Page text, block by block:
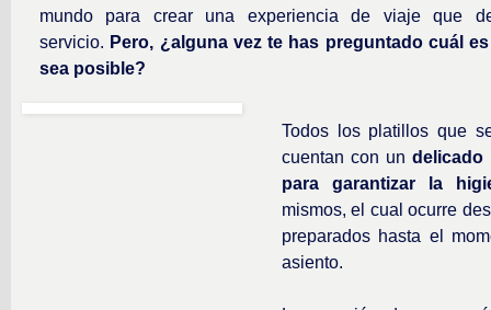
mundo para crear una experiencia de viaje que
servicio. Pero, ¿alguna vez te has preguntado cuál
sea posible?
Todos los platillos que
cuentan con un delicado
para garantizar la
mismos, el cual ocurre
preparados hasta el
asiento.